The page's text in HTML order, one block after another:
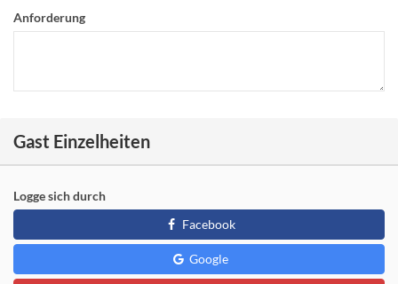
Anforderung
Gast Einzelheiten
Logge sich durch
Facebook
Google